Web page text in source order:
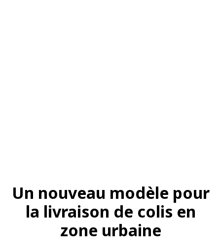
Un nouveau modèle pour
la livraison de colis en
zone urbaine